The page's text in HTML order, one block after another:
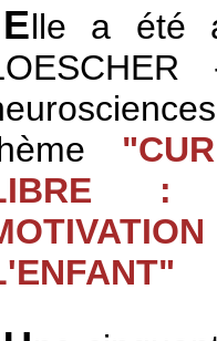
Elle a été
: